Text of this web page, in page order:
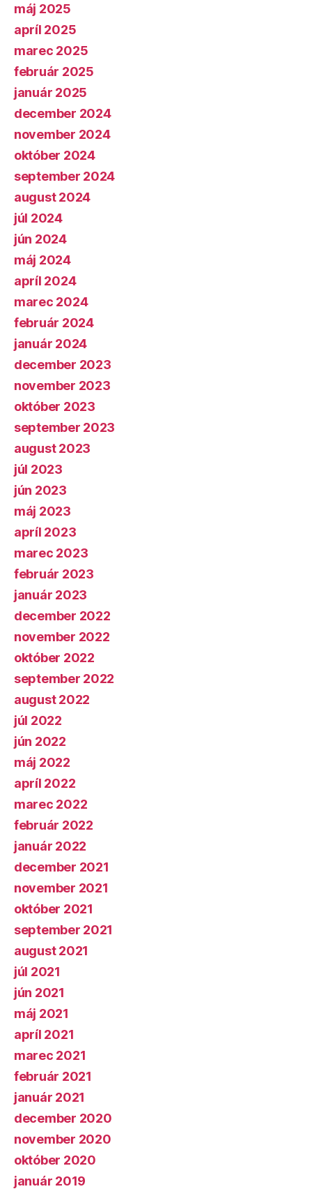
máj 2025
apríl 2025
marec 2025
február 2025
január 2025
december 2024
november 2024
október 2024
september 2024
august 2024
júl 2024
jún 2024
máj 2024
apríl 2024
marec 2024
február 2024
január 2024
december 2023
november 2023
október 2023
september 2023
august 2023
júl 2023
jún 2023
máj 2023
apríl 2023
marec 2023
február 2023
január 2023
december 2022
november 2022
október 2022
september 2022
august 2022
júl 2022
jún 2022
máj 2022
apríl 2022
marec 2022
február 2022
január 2022
december 2021
november 2021
október 2021
september 2021
august 2021
júl 2021
jún 2021
máj 2021
apríl 2021
marec 2021
február 2021
január 2021
december 2020
november 2020
október 2020
január 2019